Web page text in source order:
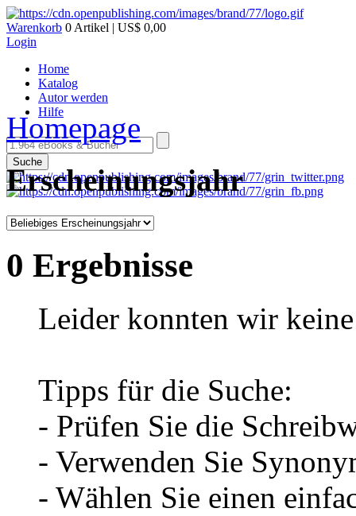
Warenkorb 0 Artikel | US$ 0,00
Login
Home
Katalog
Autor werden
Hilfe
Suche
Homepage
Erscheinungsjahr
0 Ergebnisse
Leider konnten wir
Tipps für die Suche:
- Prüfen Sie die
- Verwenden Sie
- Wählen Sie einen